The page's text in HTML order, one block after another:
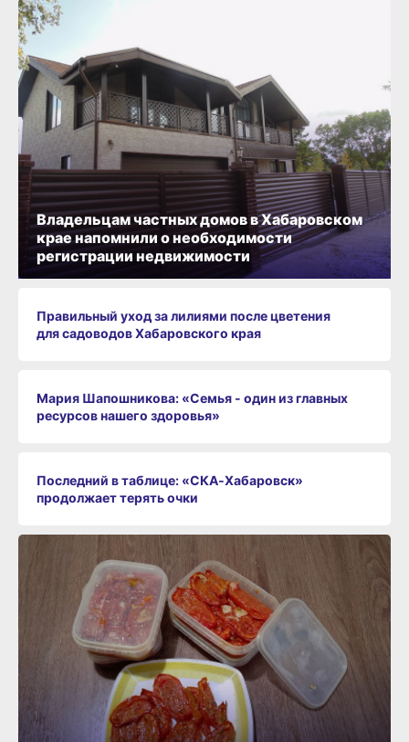
Владельцам частных домов в Хабаровском
крае напомнили о необходимости
регистрации недвижимости
Правильный уход за лилиями после цветения
для садоводов Хабаровского края
Мария Шапошникова: «Семья - один из главных
ресурсов нашего здоровья»
Последний в таблице: «СКА‑Хабаровск»
продолжает терять очки